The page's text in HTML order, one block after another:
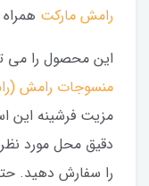
رامش مارکت
این محصول را می
منسوجات رامش
مزیت فرشینه این
دقیق محل مورد